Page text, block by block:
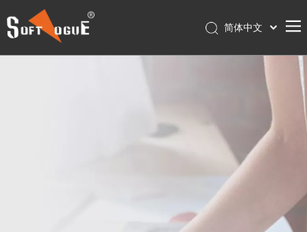
简体中文
Français
Português
Deutsch
日本語
Nederlands